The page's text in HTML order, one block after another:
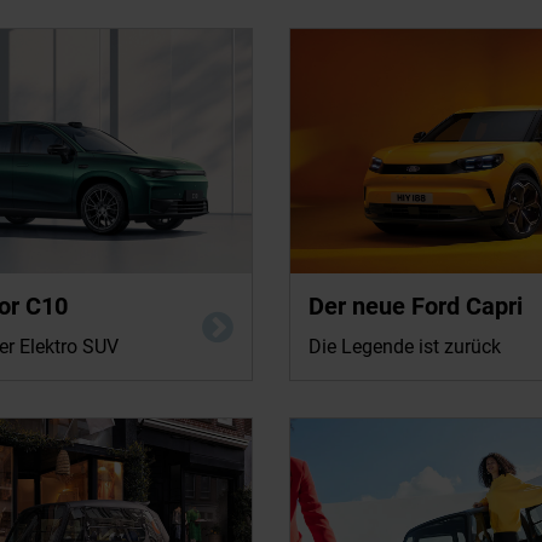
kWh/100km: 19,8 kWh
Emission in g/km: 0 (kombiniert);
C10
Elektro SUV
Energieverbrauch Ford Capri RWD 210
kombiniert: 16,5–15,0 kWh/100 km;
Der neue Ford Capri
Die Legende ist zurück